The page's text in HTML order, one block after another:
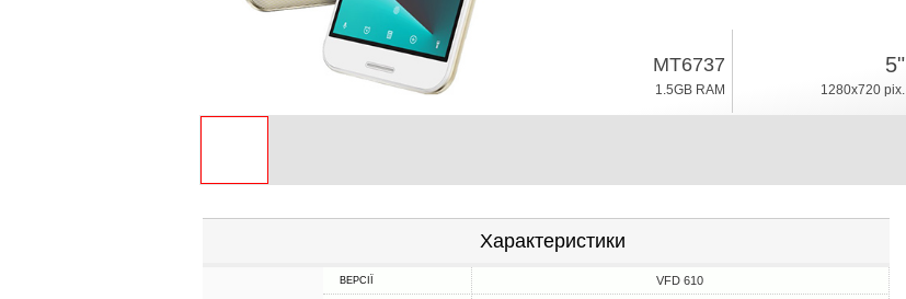
MT6737
1.5GB RAM
5"
1280x720 pix.
Характеристики
ВЕРСІЇ VFD 610